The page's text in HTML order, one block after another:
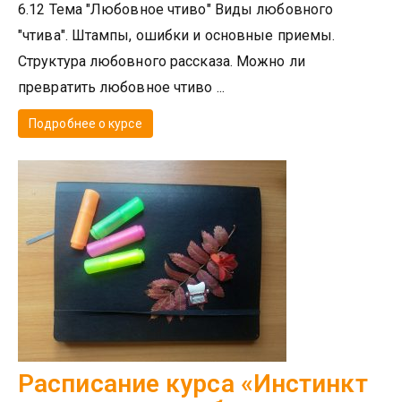
6.12 Тема "Любовное чтиво" Виды любовного
"чтива". Штампы, ошибки и основные приемы.
Структура любовного рассказа. Можно ли
превратить любовное чтиво ...
Подробнее о курсе
Расписание курса «Инстинкт